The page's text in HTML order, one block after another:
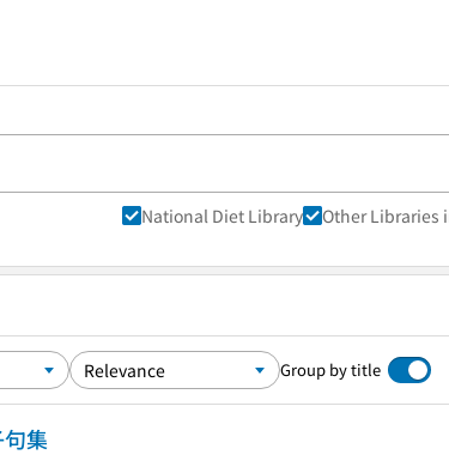
National Diet Library Other Libraries
Group by title
集